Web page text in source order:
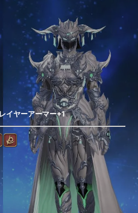
イヤーアーマー+1